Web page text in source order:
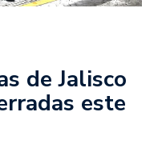
de Jalisco
este